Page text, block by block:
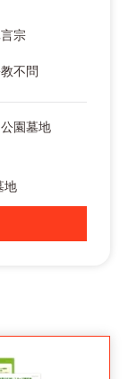
宗
不問
公園墓地
地